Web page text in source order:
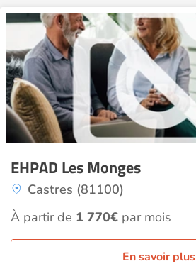
EHPAD Les Monges
Castres (81100)
À partir de 1 770€ par mois
En savoir plus